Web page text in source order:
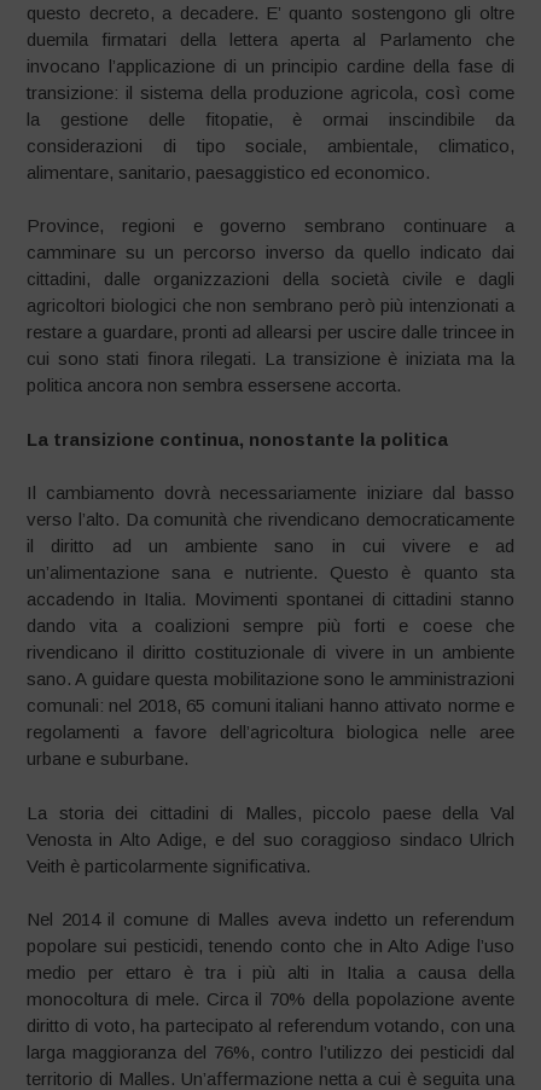
questo decreto, a decadere. E’ quanto sostengono gli oltre
duemila firmatari della lettera aperta al Parlamento che
invocano l’applicazione di un principio cardine della fase di
transizione: il sistema della produzione agricola, così come
la gestione delle fitopatie, è ormai inscindibile da
considerazioni di tipo sociale, ambientale, climatico,
alimentare, sanitario, paesaggistico ed economico.
Province, regioni e governo sembrano continuare a
camminare su un percorso inverso da quello indicato dai
cittadini, dalle organizzazioni della società civile e dagli
agricoltori biologici che non sembrano però più intenzionati a
restare a guardare, pronti ad allearsi per uscire dalle trincee in
cui sono stati finora rilegati. La transizione è iniziata ma la
politica ancora non sembra essersene accorta.
La transizione continua, nonostante la politica
Il cambiamento dovrà necessariamente iniziare dal basso
verso l’alto. Da comunità che rivendicano democraticamente
il diritto ad un ambiente sano in cui vivere e ad
un’alimentazione sana e nutriente. Questo è quanto sta
accadendo in Italia. Movimenti spontanei di cittadini stanno
dando vita a coalizioni sempre più forti e coese che
rivendicano il diritto costituzionale di vivere in un ambiente
sano. A guidare questa mobilitazione sono le amministrazioni
comunali: nel 2018, 65 comuni italiani hanno attivato norme e
regolamenti a favore dell’agricoltura biologica nelle aree
urbane e suburbane.
La storia dei cittadini di Malles, piccolo paese della Val
Venosta in Alto Adige, e del suo coraggioso sindaco Ulrich
Veith è particolarmente significativa.
Nel 2014 il comune di Malles aveva indetto un referendum
popolare sui pesticidi, tenendo conto che in Alto Adige l’uso
medio per ettaro è tra i più alti in Italia a causa della
monocoltura di mele. Circa il 70% della popolazione avente
diritto di voto, ha partecipato al referendum votando, con una
larga maggioranza del 76%, contro l’utilizzo dei pesticidi dal
territorio di Malles. Un’affermazione netta a cui è seguita una